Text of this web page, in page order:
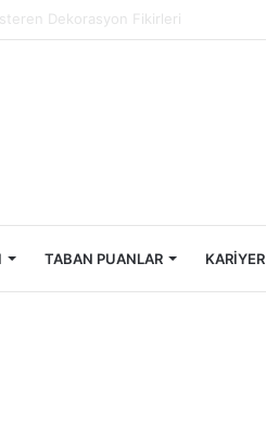
İçin Ekonomik Tatil Rehberi
TABAN PUANLAR KARIYER